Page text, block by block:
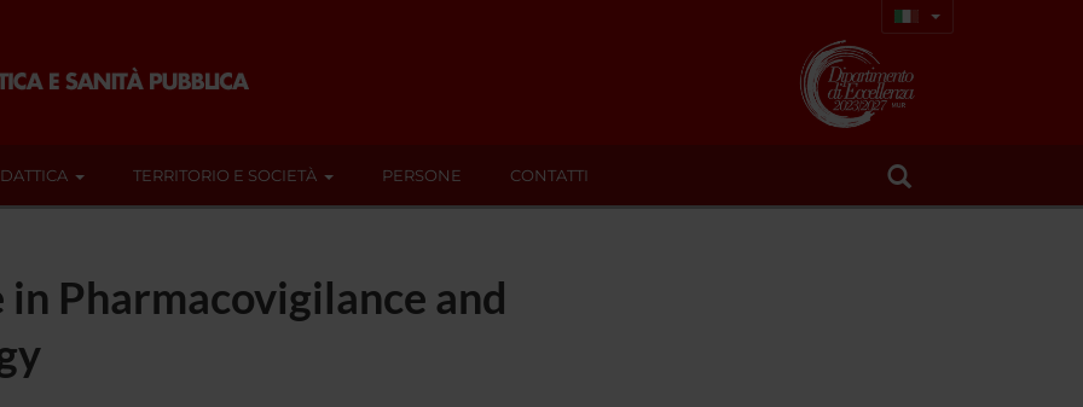
TERRITORIO E SOCIETÀ PERSONE CONTATTI
Pharmacovigilance and